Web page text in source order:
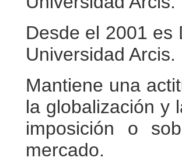
Desde el 2001 es
Universidad Arcis.
Mantiene una
la globalización y
imposición o
mercado.